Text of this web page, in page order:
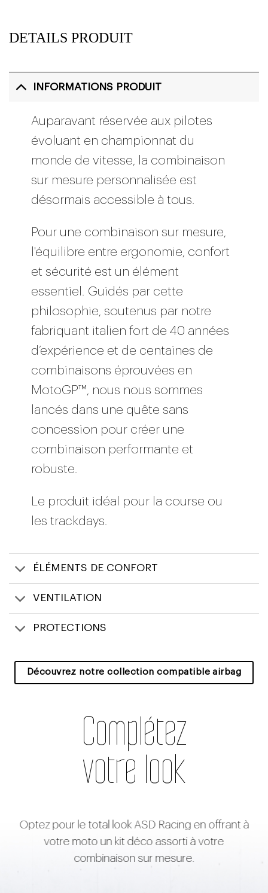
DETAILS PRODUIT
INFORMATIONS PRODUIT
Auparavant réservée aux pilotes
évoluant en championnat du
monde de vitesse, la combinaison
sur mesure personnalisée est
désormais accessible à tous.
Pour une combinaison sur mesure,
l'équilibre entre ergonomie, confort
et sécurité est un élément
essentiel. Guidés par cette
philosophie, soutenus par notre
fabriquant italien fort de 40 années
d’expérience et de centaines de
combinaisons éprouvées en
MotoGP™, nous nous sommes
lancés dans une quête sans
concession pour créer une
combinaison performante et
robuste.
Le produit idéal pour la course ou
les trackdays.
ÉLÉMENTS DE CONFORT
VENTILATION
PROTECTIONS
Découvrez notre collection compatible airbag
Complétez
votre look
Optez pour le total look ASD Racing en offrant à
votre moto un kit déco assorti à votre
combinaison sur mesure.